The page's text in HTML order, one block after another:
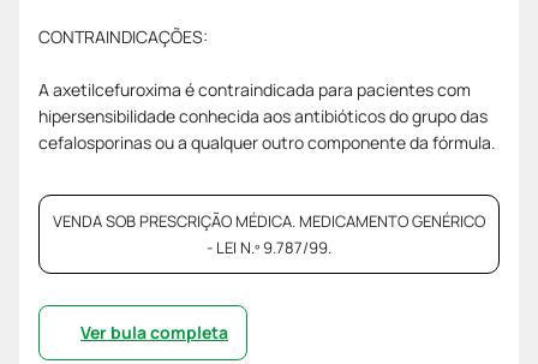
CONTRAINDICAÇÕES:
A axetilcefuroxima é contraindicada para pacientes com
hipersensibilidade conhecida aos antibióticos do grupo das
cefalosporinas ou a qualquer outro componente da fórmula.
VENDA SOB PRESCRIÇÃO MÉDICA. MEDICAMENTO GENÉRICO
- LEI N.º 9.787/99.
Ver bula completa